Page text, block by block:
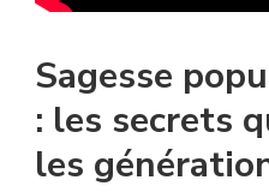
Sagesse
: les secrets
les